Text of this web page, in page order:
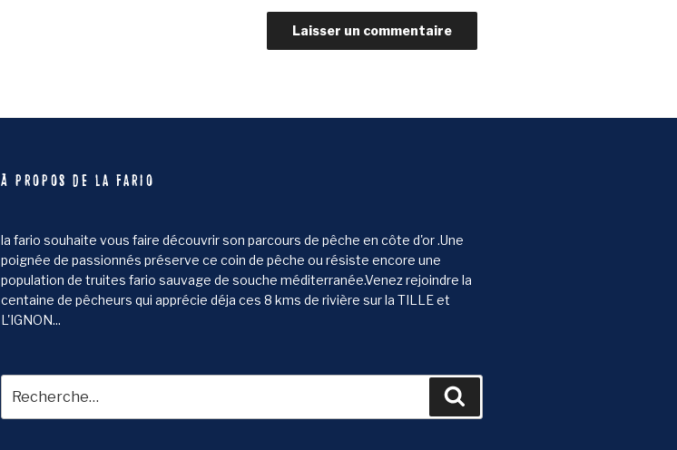
À PROPOS DE LA FARIO
la fario souhaite vous faire découvrir son parcours de pêche en côte d'or .Une
poignée de passionnés préserve ce coin de pêche ou résiste encore une
population de truites fario sauvage de souche méditerranée.Venez rejoindre la
centaine de pêcheurs qui apprécie déja ces 8 kms de rivière sur la TILLE et
L'IGNON...
pour
: